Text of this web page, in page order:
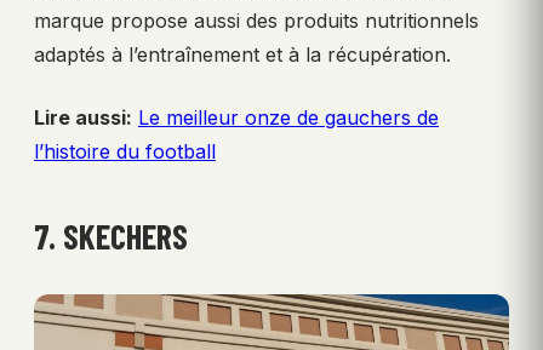
marque propose aussi des produits nutritionnels
adaptés à l’entraînement et à la récupération.
Lire aussi: Le meilleur onze de gauchers de
l’histoire du football
7. SKECHERS